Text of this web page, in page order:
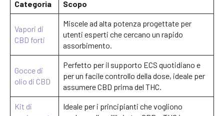
Categoria Scopo
Vapori di
CBD forti
Miscele ad alta potenza progettate per
utenti esperti che cercano un rapido
assorbimento.
Gocce di
olio di CBD
Perfetto per il supporto ECS quotidiano e
per un facile controllo della dose, ideale per
assumere CBD prima del THC.
Kit di
Ideale per i principianti che vogliono